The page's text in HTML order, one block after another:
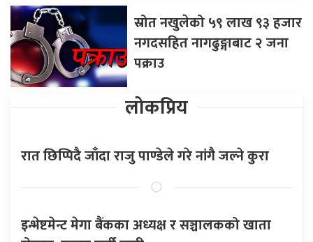
स्रोत नखुलेको ५९ लाख ९३ हजार
नगदसहित नागढुङ्गाबाट २ जना
पक्राउ
लोकप्रिय
रात छिप्पिदै जाँदा राजु पाण्डेले गरे नांगै जल्ने कुरा
इन्भेष्टमेन्ट मेगा बैंकका अध्यक्ष र सञ्चालकको खाता